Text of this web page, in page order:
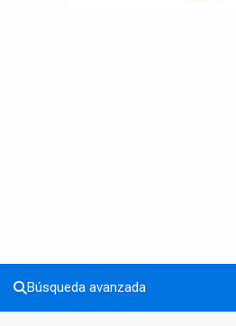
Búsqueda avanzada